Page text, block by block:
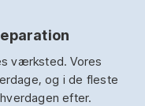
værksted. Vores
og i de fleste
efter.